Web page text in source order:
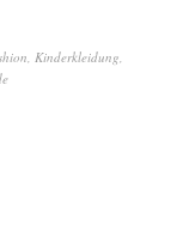
, Kinderkleidung,